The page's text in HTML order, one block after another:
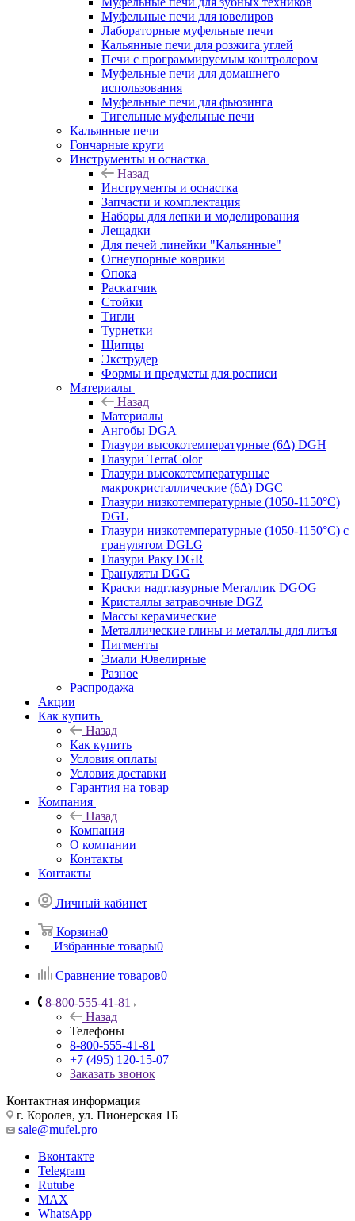
Муфельные печи для ювелиров
Лабораторные муфельные печи
Кальянные печи для розжига углей
Печи с программируемым контролером
Муфельные печи для домашнего
использования
Муфельные печи для фьюзинга
Тигельные муфельные печи
Кальянные печи
Гончарные круги
Инструменты и оснастка
Назад
Инструменты и оснастка
Запчасти и комплектация
Наборы для лепки и моделирования
Лещадки
Для печей линейки "Кальянные"
Огнеупорные коврики
Опока
Раскатчик
Стойки
Тигли
Турнетки
Щипцы
Экструдер
Формы и предметы для росписи
Материалы
Назад
Материалы
Ангобы DGA
Глазури высокотемпературные (6∆) DGH
Глазури TerraColor
Глазури высокотемпературные
макрокристаллические (6∆) DGC
Глазури низкотемпературные (1050-1150°С)
DGL
Глазури низкотемпературные (1050-1150°С) с
гранулятом DGLG
Глазури Раку DGR
Грануляты DGG
Краски надглазурные Металлик DGOG
Кристаллы затравочные DGZ
Массы керамические
Металлические глины и металлы для литья
Пигменты
Эмали Ювелирные
Разное
Распродажа
Акции
Как купить
Назад
Как купить
Условия оплаты
Условия доставки
Гарантия на товар
Компания
Назад
Компания
О компании
Контакты
Контакты
Личный кабинет
Корзина0
Избранные товары0
Сравнение товаров0
8-800-555-41-81
Назад
Телефоны
8-800-555-41-81
+7 (495) 120-15-07
Заказать звонок
Контактная информация
г. Королев, ул. Пионерская 1Б
sale@mufel.pro
Вконтакте
Telegram
Rutube
MAX
WhatsApp